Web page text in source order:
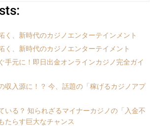
く、新時代のカジノエンターテインメント
く、新時代のカジノエンターテイメント
手元に！即日出金オンラインカジノ完全ガイ
収入源に！？ 今、話題の「稼げるカジノアプ
いる？ 知られざるマイナーカジノの「入金不
たらす巨大なチャンス